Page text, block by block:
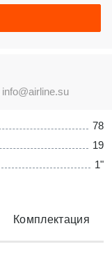
78
19
1"
info@airline.su
Комплектация